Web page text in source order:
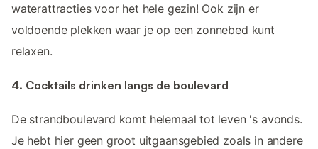
waterattracties voor het hele gezin! Ook zijn er
voldoende plekken waar je op een zonnebed kunt
relaxen.
4. Cocktails drinken langs de boulevard
De strandboulevard komt helemaal tot leven 's avonds.
Je hebt hier geen groot uitgaansgebied zoals in andere